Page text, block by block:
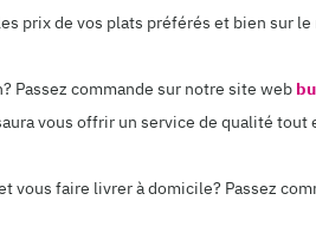
prix de vos plats préférés et bien sur
Passez commande sur notre site web
vous offrir un service de qualité
vous faire livrer à domicile? Passez